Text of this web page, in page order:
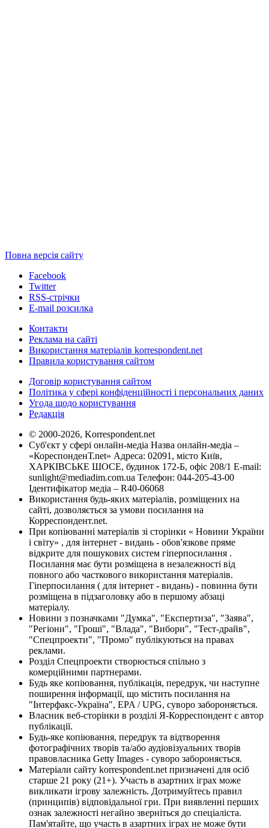
Повна версія сайту
Facebook
Twitter
RSS-стрічки
E-mail розсилка
Контакти
Реклама на сайті
Використання матеріалів korrespondent.net
Правила користування сайтом
Договір користування сайтом
Політика у сфері конфіденційності і персональних даних
Угода щодо користування
Редакція
© 2000-2026, Korrespondent.net
Суб'єкт у сфері онлайн-медіа Назва онлайн-медіа –
«КореспонденТ.net» Адреса: 02091, місто Київ,
ХАРКІВСЬКЕ ШОСЕ, будинок 172-Б, офіс 208/1 E-mail:
sunlight@mediadim.com.ua Телефон: 044-205-43-00
Ідентифікатор медіа – R40-06068
Використання будь-яких матеріалів, розміщених на
сайті, дозволяється за умови посилання на
Корреспондент.net.
При копіюванні матеріалів зі сторінки « Новини України
і світу» , для інтернет - видань - обов'язкове пряме
відкрите для пошукових систем гіперпосилання .
Посилання має бути розміщена в незалежності від
повного або часткового використання матеріалів.
Гіперпосилання ( для інтернет - видань) - повинна бути
розміщена в підзаголовку або в першому абзаці
матеріалу.
Новини з позначками "Думка", "Експертиза", "Заява",
"Регіони", "Гроші", "Влада", "Вибори", "Тест-драйв",
"Спецпроекти", "Промо" публікуються на правах
реклами.
Розділ Спецпроекти створюється спільно з
комерційними партнерами.
Будь яке копіювання, публікація, передрук, чи наступне
поширення інформації, що містить посилання на
"Інтерфакс-Україна", EPA / UPG, суворо забороняється.
Власник веб-сторінки в розділі Я-Корреспондент є автор
публікації.
Будь-яке копіювання, передрук та відтворення
фотографічних творів та/або аудіовізуальних творів
правовласника Getty Images - суворо забороняється.
Матеріали сайту korrespondent.net призначені для осіб
старше 21 року (21+). Участь в азартних іграх може
викликати ігрову залежність. Дотримуйтесь правил
(принципів) відповідальної гри. При виявленні перших
ознак залежності негайно зверніться до спеціаліста.
Пам'ятайте, що участь в азартних іграх не може бути